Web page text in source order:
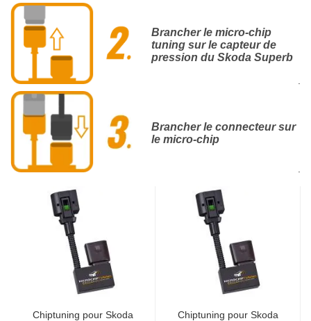
Brancher le micro-chip
tuning sur le capteur de
pression du Skoda Superb
Brancher le connecteur sur
le micro-chip
Chiptuning pour Skoda
Chiptuning pour Skoda